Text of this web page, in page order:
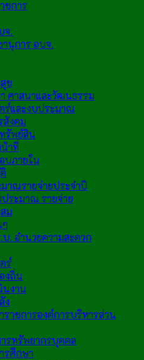
ชการ
จ.
านุการ อบจ.
ข
ศาสนาและวัฒนธรรม
ร์และงบประมาณ
สังคม
รัพย์สิน
าที่
บภายใน
าณรายจ่ายประจำปี
ะมาณ รายจ่าย
ม
. อำนวยความสะดวก
ร์
งถิ่น
นงาน
ง
าชการองค์การบริหารส่วน
รทรัพยากรบุคคล
รศึกษา